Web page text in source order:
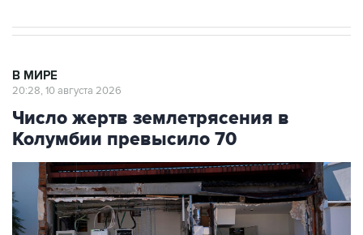
В МИРЕ
20:28, 10 августа 2026
Число жертв землетрясения в
Колумбии превысило 70